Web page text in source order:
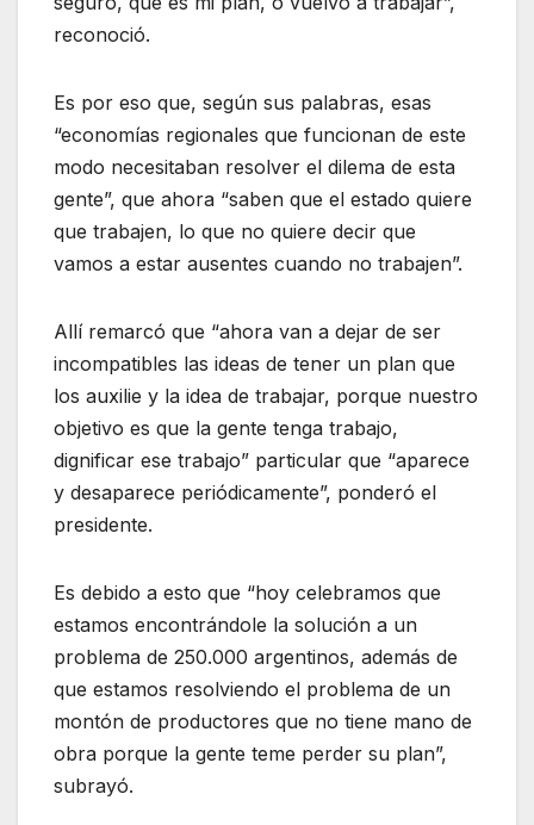
reconoció.
Es por eso que, según sus palabras, esas
“economías regionales que funcionan de este
modo necesitaban resolver el dilema de esta
gente”, que ahora “saben que el estado quiere
que trabajen, lo que no quiere decir que
vamos a estar ausentes cuando no trabajen”.
Allí remarcó que “ahora van a dejar de ser
incompatibles las ideas de tener un plan que
los auxilie y la idea de trabajar, porque nuestro
objetivo es que la gente tenga trabajo,
dignificar ese trabajo” particular que “aparece
y desaparece periódicamente”, ponderó el
presidente.
Es debido a esto que “hoy celebramos que
estamos encontrándole la solución a un
problema de 250.000 argentinos, además de
que estamos resolviendo el problema de un
montón de productores que no tiene mano de
obra porque la gente teme perder su plan”,
subrayó.